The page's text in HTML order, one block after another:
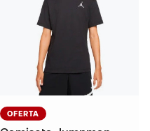
OFERTA